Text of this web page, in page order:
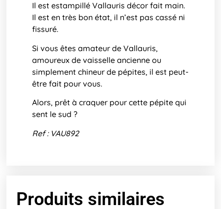
Il est estampillé Vallauris décor fait main.
Il est en très bon état, il n’est pas cassé ni
fissuré.
Si vous êtes amateur de Vallauris,
amoureux de vaisselle ancienne ou
simplement chineur de pépites, il est peut-
être fait pour vous.
Alors, prêt à craquer pour cette pépite qui
sent le sud ?
Ref : VAU892
Produits similaires